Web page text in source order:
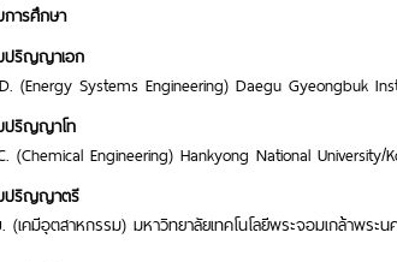
การศึกษา
ปริญญาเอก
(Energy Systems Engineering) Daegu Gyeongbuk
ปริญญาโท
(Chemical Engineering) Hankyong National University/
ปริญญาตรี
(เคมีอุตสาหกรรม) มหาวิทยาลัยเทคโนโลยีพระจอมเกล้าพระน